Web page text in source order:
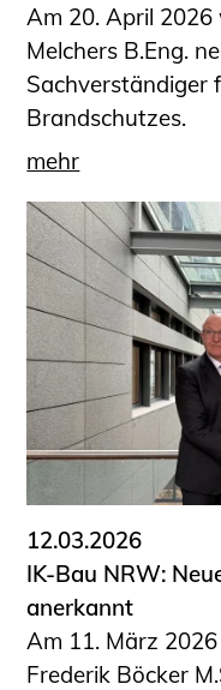
Am 20. April
Melchers B.Eng.
Sachverständiger
Brandschutzes.
mehr
12.03.2026
IK-Bau NRW:
anerkannt
Am 11. März
Frederik Böcker